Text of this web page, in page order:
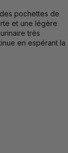
pochettes de
et une légère
très
en espérant la